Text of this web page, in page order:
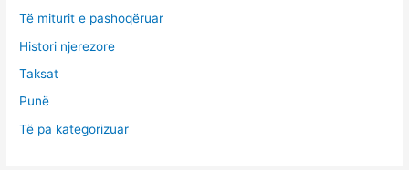
Të miturit e pashoqëruar
Histori njerezore
Taksat
Punë
Të pa kategorizuar